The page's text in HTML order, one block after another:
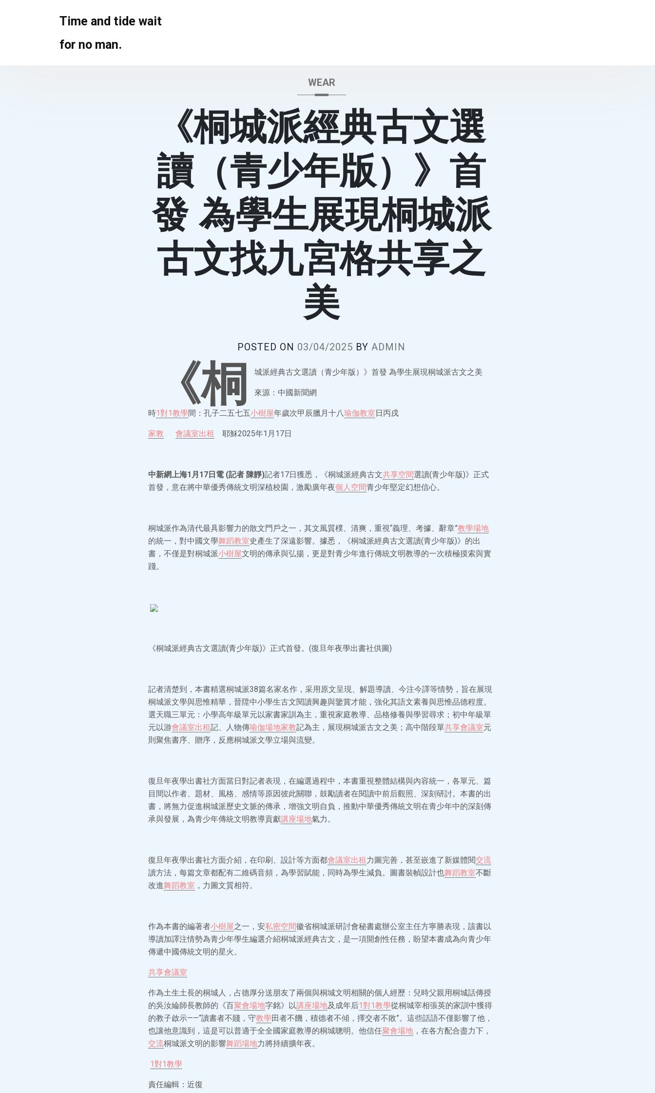
Time and tide wait
for no man.
WEAR
《桐城派經典古文選
讀（青少年版）》首
發 為學生展現桐城派
古文找九宮格共享之
美
POSTED ON 03/04/2025 BY ADMIN
《桐 城派經典古文選讀（青少年版）》首發 為學生展現桐城派古文之美
來源：中國新聞網
時1對1教學間：孔子二五七五小樹屋年歲次甲辰臘月十八瑜伽教室日丙戌
家教 會議室出租 耶穌2025年1月17日
中新網上海1月17日電 (記者 陳靜)記者17日獲悉，《桐城派經典古文共享空間選讀(青少年版)》正式
首發，意在將中華優秀傳統文明深植校園，激勵廣年夜個人空間青少年堅定幻想信心。
桐城派作為清代最具影響力的散文門戶之一，其文風質樸、清爽，重視“義理、考據、辭章”教學場地
的統一，對中國文學舞蹈教室史產生了深遠影響。據悉，《桐城派經典古文選讀(青少年版)》的出
書，不僅是對桐城派小樹屋文明的傳承與弘揚，更是對青少年進行傳統文明教導的一次積極摸索與實
踐。
《桐城派經典古文選讀(青少年版)》正式首發。(復旦年夜學出書社供圖)
記者清楚到，本書精選桐城派38篇名家名作，采用原文呈現、解題導讀、今注今譯等情勢，旨在展現
桐城派文學與思惟精華，晉陞中小學生古文閱讀興趣與鑒賞才能，強化其語文素養與思惟品德程度。
選天職三單元：小學高年級單元以家書家訓為主，重視家庭教導、品格修養與學習尋求；初中年級單
元以游會議室出租記、人物傳瑜伽場地家教記為主，展現桐城派古文之美；高中階段單共享會議室元
則聚焦書序、贈序，反應桐城派文學立場與流變。
復旦年夜學出書社方面當日對記者表現，在編選過程中，本書重視整體結構與內容統一，各單元、篇
目間以作者、題材、風格、感情等原因彼此關聯，鼓勵讀者在閱讀中前后觀照、深刻研討。本書的出
書，將無力促進桐城派歷史文脈的傳承，增強文明自負，推動中華優秀傳統文明在青少年中的深刻傳
承與發展，為青少年傳統文明教導貢獻講座場地氣力。
復旦年夜學出書社方面介紹，在印刷、設計等方面都會議室出租力圖完善，甚至嵌進了新媒體閱交流
讀方法，每篇文章都配有二維碼音頻，為學習賦能，同時為學生減負。圖書裝幀設計也舞蹈教室不斷
改進舞蹈教室 ，力圖文質相符。
作為本書的編著者小樹屋之一，安私密空間徽省桐城派研討會秘書處辦公室主任方寧勝表現，該書以
導讀加譯注情勢為青少年學生編選介紹桐城派經典古文，是一項開創性任務，盼望本書成為向青少年
傳遞中國傳統文明的星火。
共享會議室
作為土生土長的桐城人，占德厚分送朋友了兩個與桐城文明相關的個人經歷：兒時父親用桐城話傳授
的吳汝綸師長教師的《百聚會場地字銘》以講座場地及成年后1對1教學從桐城宰相張英的家訓中獲得
的教子啟示——“讀書者不賤，守教學田者不饑，積德者不傾，擇交者不敗”。這些話語不僅影響了他，
也讓他意識到，這是可以普適于全全國家庭教導的桐城聰明。他信任聚會場地 ，在各方配合盡力下，
交流桐城派文明的影響舞蹈場地力將持續擴年夜。
1對1教學
責任編輯：近復